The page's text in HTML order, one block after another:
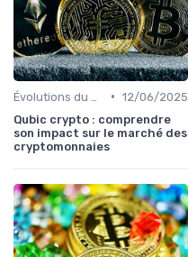
• 12/06/2025
Qubic crypto : comprendre
son impact sur le marché des
cryptomonnaies